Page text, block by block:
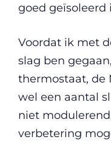
goed geïsoleerd
Voordat ik met
slag ben
thermostaat, de
wel een aantal
niet
verbetering